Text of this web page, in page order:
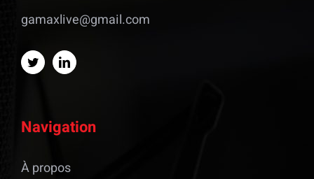
gamaxlive@gmail.com
Navigation
À propos